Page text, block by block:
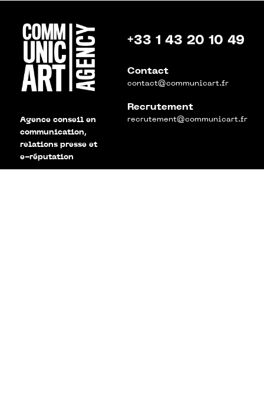
Agence conseil en
communication,
relations presse et
e-réputation
+33 1 43 20 10 49
Contact
contact@communicart.fr
Recrutement
recrutement@communicart.fr